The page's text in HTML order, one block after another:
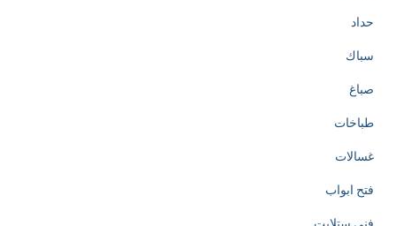
حداد
سباك
صباغ
طباخات
غسالات
فتح ابواب
فني ستلايت